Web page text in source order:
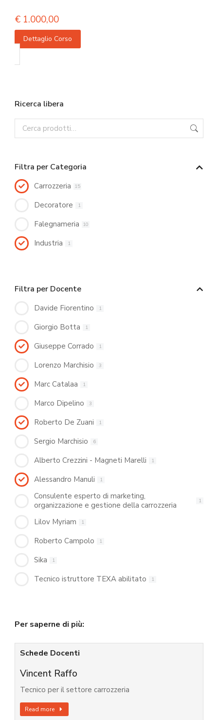
€ 1.000,00
Dettaglio Corso
Ricerca libera
Filtra per Categoria
Carrozzeria 15
Decoratore 1
Falegnameria 10
Industria 1
Filtra per Docente
Davide Fiorentino 1
Giorgio Botta 1
Giuseppe Corrado 1
Lorenzo Marchisio 3
Marc Catalaa 1
Marco Dipelino 3
Roberto De Zuani 1
Sergio Marchisio 6
Alberto Crezzini - Magneti Marelli 1
Alessandro Manuli 1
Consulente esperto di marketing,
organizzazione e gestione della carrozzeria
1
Lilov Myriam 1
Roberto Campolo 1
Sika 1
Tecnico istruttore TEXA abilitato 1
Per saperne di più:
Schede Docenti
Vincent Raffo
Tecnico per il settore carrozzeria
Read more